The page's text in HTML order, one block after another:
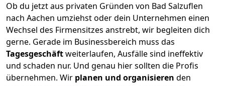
Ob du jetzt aus privaten Gründen von Bad Salzuflen
nach Aachen umziehst oder dein Unternehmen einen
Wechsel des Firmensitzes anstrebt, wir begleiten dich
gerne. Gerade im Businessbereich muss das
Tagesgeschäftweiterlaufen, Ausfälle sind ineffektiv
und schaden nur. Und genau hier sollten die Profis
übernehmen. Wir planen und organisieren den